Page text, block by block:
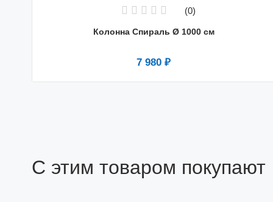
(0)
Колонна Спираль Ø 1000 см
7 980 ₽
С этим товаром покупают